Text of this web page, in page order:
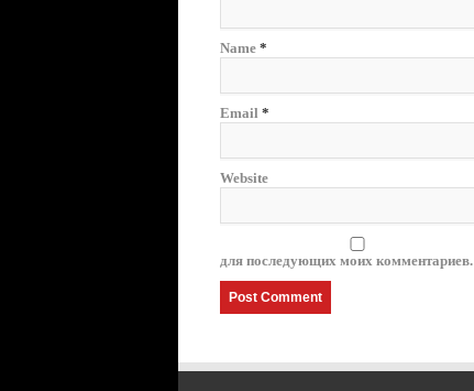
Name *
Email *
Website
для последующих моих комментариев.